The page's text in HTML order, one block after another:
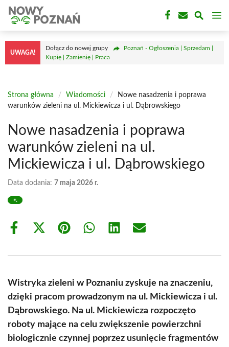
Przejdź
treści
UWAGA!
Dołącz do nowej grupy
Poznań - Ogłoszenia | Sprzedam |
Kupię | Zamienię | Praca
Strona główna / Wiadomości /
Nowe nasadzenia i poprawa
warunków zieleni na ul. Mickiewicza i ul. Dąbrowskiego
Nowe nasadzenia i poprawa
warunków zieleni na ul.
Mickiewicza i ul. Dąbrowskiego
Data dodania: 7 maja 2026 r.
Share
Share
(Twitter)
Share Share Share Share
Wistryka zieleni w Poznaniu zyskuje na znaczeniu,
dzięki pracom prowadzonym na ul. Mickiewicza i ul.
Dąbrowskiego. Na ul. Mickiewicza rozpoczęto
roboty mające na celu zwiększenie powierzchni
biologicznie czynnej poprzez usunięcie fragmentów